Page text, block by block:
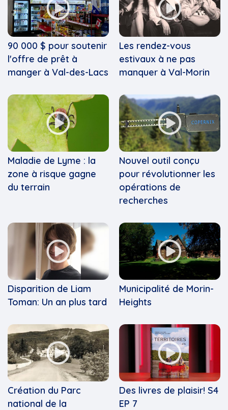
90 000 $ pour soutenir
l'offre de prêt à
manger à Val-des-Lacs
Les rendez-vous
estivaux à ne pas
manquer à Val-Morin
Maladie de Lyme : la
zone à risque gagne
du terrain
Nouvel outil conçu
pour révolutionner les
opérations de
recherches
Disparition de Liam
Toman: Un an plus tard
Municipalité de Morin-
Heights
Création du Parc
national de la
Des livres de plaisir! S4
EP 7